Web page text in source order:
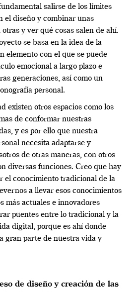
salirse de los límites
el diseño y combinar unas
y ver qué cosas salen de ahí.
se basa en la idea de la
elemento con el que se puede
emocional a largo plazo e
generaciones, así como un
personal.
existen otros espacios como los
de conformar nuestras
y es por ello que nuestra
necesita adaptarse y
de otras maneras, con otros
diversas funciones. Creo que hay
el conocimiento tradicional de la
a llevar esos conocimientos
más actuales e innovadores
puentes entre lo tradicional y la
digital, porque es ahí donde
gran parte de nuestra vida y
de diseño y creación de las